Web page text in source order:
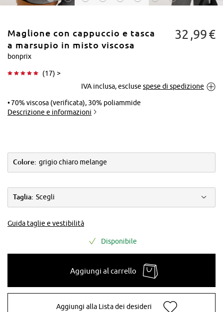
ingrandire
Maglione con cappuccio e tasca
a marsupio in misto viscosa
bonprix
(17) >
32 99€
IVA inclusa, escluse spese di spedizione
70% viscosa (verificata), 30% poliammide
Descrizione e informazioni
Colore: grigio chiaro melange
Taglia: Scegli
Guida taglie e vestibilità
Disponibile
Aggiungi al carrello
Aggiungi alla Lista dei desideri